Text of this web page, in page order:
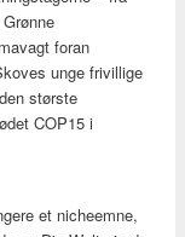
foran
unge frivillige
største
COP15 i
et nicheemne,